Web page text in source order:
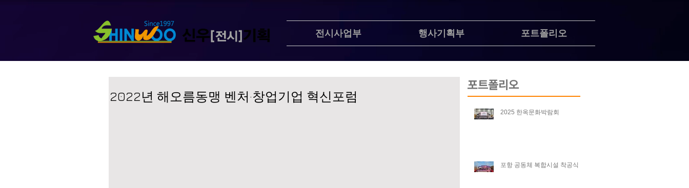
전시사업부 행사기획부 포트폴리오
2022년 해오름동맹 벤처·창업기업 혁신포럼
포트폴리오
2025 한옥문화박람회
포항 공동체 복합시설 착공식